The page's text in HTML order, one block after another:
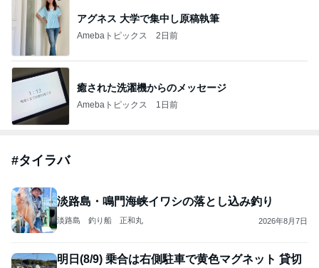
アグネス 大学で集中し原稿執筆
Amebaトピックス 2日前
癒された洗濯機からのメッセージ
Amebaトピックス 1日前
#タイラバ
淡路島・鳴門海峡イワシの落とし込み釣り
淡路島 釣り船 正和丸 2026年8月7日
明日(8/9) 乗合は右側駐車で黄色マグネット 貸切